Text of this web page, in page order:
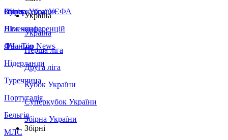
Збірна України
Італія
Німеччина
Франція
Нідерланди
Туреччина
Португалія
Бельгія
МЛС
Суперкубок УЄФА
Ліга конференцій
ЛЧ - Top News
Україна
Україна
Перша ліга
Друга ліга
Кубок України
Суперкубок України
Збірна України
Збірні